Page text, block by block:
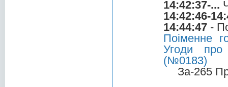
14:42:37-...
14:42:46-
14:44:47 -
Поіменне
Угоди про
(№0183)
За-265